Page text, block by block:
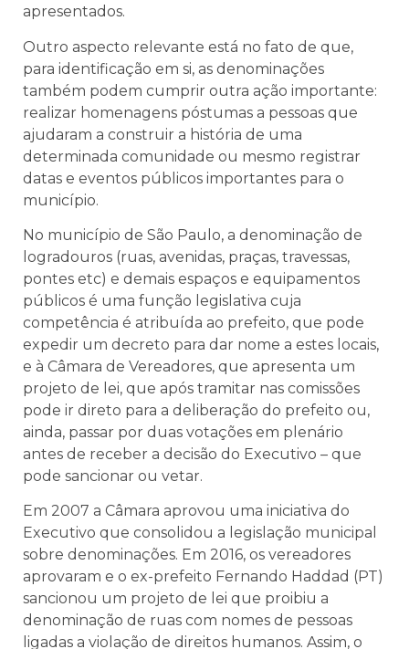
apresentados.
Outro aspecto relevante está no fato de que,
para identificação em si, as denominações
também podem cumprir outra ação importante:
realizar homenagens póstumas a pessoas que
ajudaram a construir a história de uma
determinada comunidade ou mesmo registrar
datas e eventos públicos importantes para o
município.
No município de São Paulo, a denominação de
logradouros (ruas, avenidas, praças, travessas,
pontes etc) e demais espaços e equipamentos
públicos é uma função legislativa cuja
competência é atribuída ao prefeito, que pode
expedir um decreto para dar nome a estes locais,
e à Câmara de Vereadores, que apresenta um
projeto de lei, que após tramitar nas comissões
pode ir direto para a deliberação do prefeito ou,
ainda, passar por duas votações em plenário
antes de receber a decisão do Executivo – que
pode sancionar ou vetar.
Em 2007 a Câmara aprovou uma iniciativa do
Executivo que consolidou a legislação municipal
sobre denominações. Em 2016, os vereadores
aprovaram e o ex-prefeito Fernando Haddad (PT)
sancionou um projeto de lei que proibiu a
denominação de ruas com nomes de pessoas
ligadas a violação de direitos humanos. Assim, o